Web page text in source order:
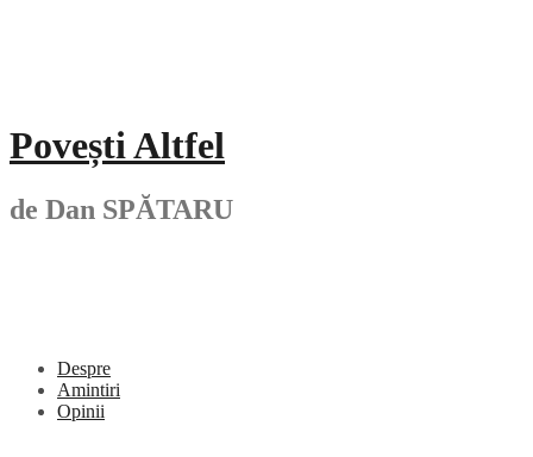
Povești Altfel
de Dan SPĂTARU
Despre
Amintiri
Opinii